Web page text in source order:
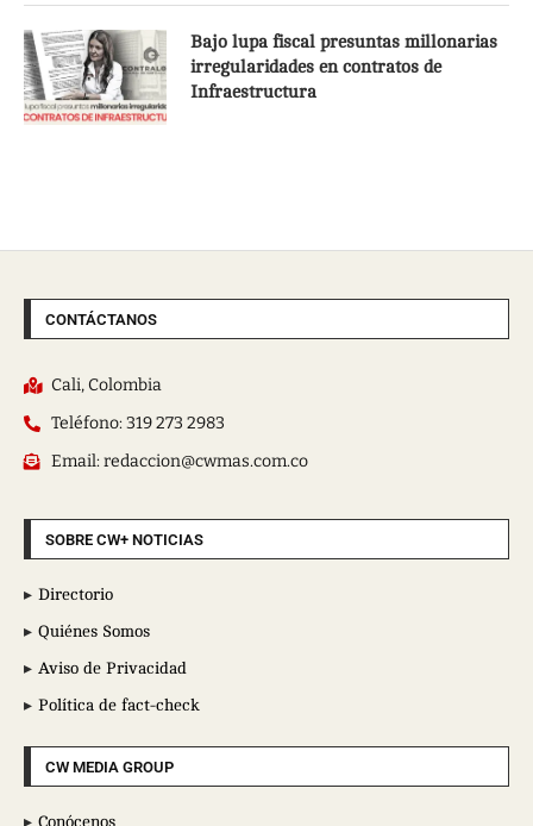
Bajo lupa fiscal presuntas millonarias
irregularidades en contratos de
Infraestructura
CONTÁCTANOS
Cali, Colombia
Teléfono: 319 273 2983
Email: redaccion@cwmas.com.co
SOBRE CW+ NOTICIAS
Directorio
Quiénes Somos
Aviso de Privacidad
Política de fact-check
CW MEDIA GROUP
Conócenos